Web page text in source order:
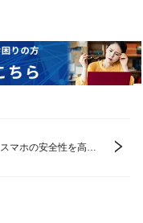
スマホの安全性を高め